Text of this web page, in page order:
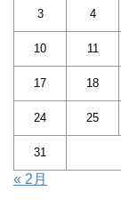
3 4
10 11
17 18
24 25
31
« 2月